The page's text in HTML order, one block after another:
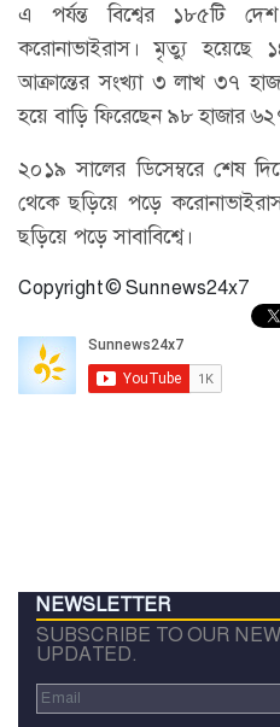
এ পর্যন্ত বিশ্বের ১৮৫টি
করোনাভাইরাস। মৃত্যু
আক্রান্তের সংখ্যা ৩ লাখ ৩৭
হয়ে বাড়ি ফিরেছেন ৯৮ হাজার
২০১৯ সালের ডিসেম্বরে শেষ
থেকে ছড়িয়ে পড়ে
ছড়িয়ে পড়ে সাবাবিশ্বে।
Copyright © Sunnews24x7
NEWSLETTER
SUBSCRIBE TO OUR
UPDATED.